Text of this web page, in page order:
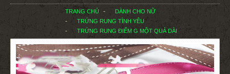
TRANG CHỦ
DÀNH CHO NỮ
TRỨNG RUNG TÌNH YÊU
TRỨNG RUNG ĐIỂM G MỘT QUẢ DÀI